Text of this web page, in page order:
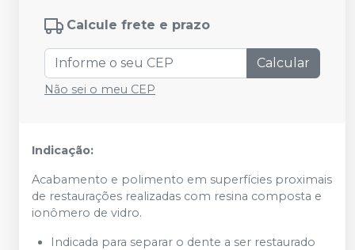
Calcule frete e prazo
Calcular
Não sei o meu CEP
Indicação:
Acabamento e polimento em superfícies proximais
de restaurações realizadas com resina composta e
ionômero de vidro.
Indicada para separar o dente a ser restaurado